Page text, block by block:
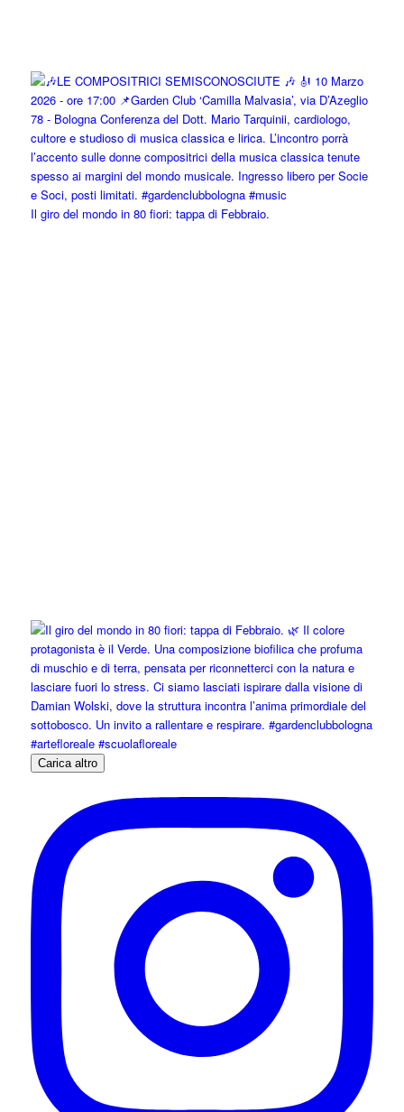
Il giro del mondo in 80 fiori: tappa di Febbraio.
Carica altro